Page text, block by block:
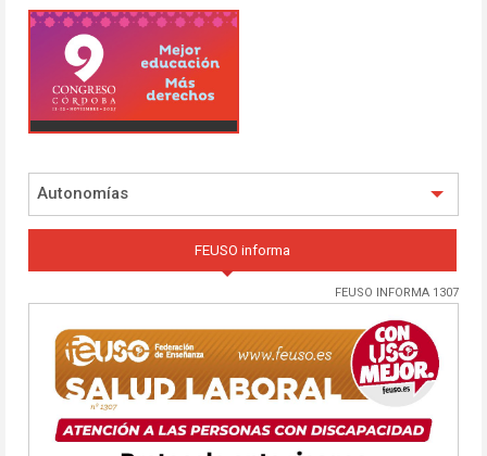
Autonomías
FEUSO informa
FEUSO INFORMA 1307